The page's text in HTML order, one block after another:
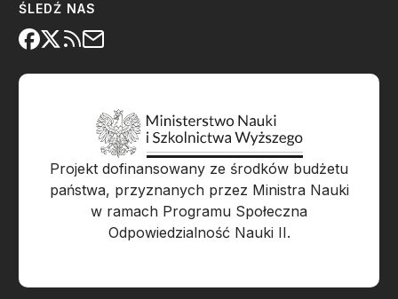
ŚLEDŹ NAS
Projekt dofinansowany ze środków budżetu
państwa, przyznanych przez Ministra Nauki
w ramach Programu Społeczna
Odpowiedzialność Nauki II.